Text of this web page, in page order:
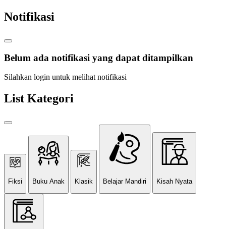
Notifikasi
Belum ada notifikasi yang dapat ditampilkan
Silahkan login untuk melihat notifikasi
List Kategori
Fiksi Buku Anak Klasik Belajar Mandiri Kisah Nyata